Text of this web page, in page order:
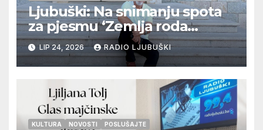
Ljubuški: Na snimanju spota
za pjesmu ‘Zemlja roda
Hercegova’
LIP 24, 2026 RADIO LJUBUŠKI
KULTURA NOVOSTI POSLUŠAJTE